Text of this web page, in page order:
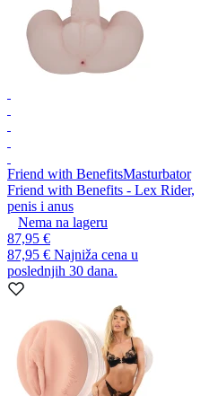
Friend with BenefitsMasturbator
Friend with Benefits - Lex Rider,
penis i anus
Nema na lageru
87,95 €
87,95 € Najniža cena u
poslednjih 30 dana.